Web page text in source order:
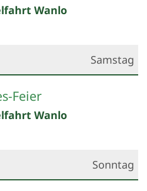
Wanlo
Samstag
Feier
Wanlo
Sonntag